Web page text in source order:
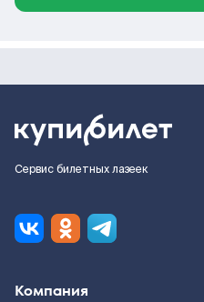
Сервис билетных лазеек
Компания